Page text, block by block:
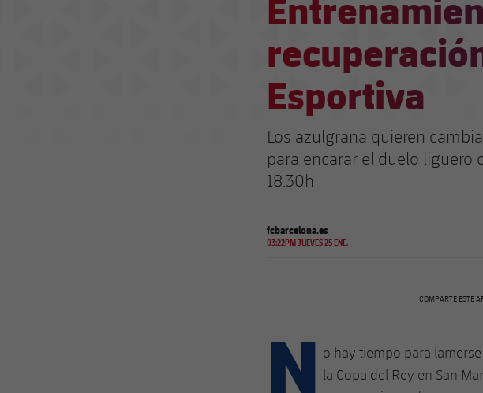
Esportiva
Los azulgrana quieren
para encarar el duelo liguero
18.30h
fcbarcelona.es
03:22PM JUEVES 25 ENE.
COMPARTE ESTE
N o hay tiempo para
la Copa del Rey en San